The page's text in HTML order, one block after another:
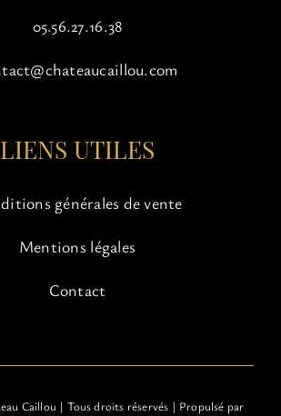
05.56.27.16.38
LIENS UTILES
générales de vente
Mentions légales
Contact
Caillou | Tous droits réservés | Propulsé par